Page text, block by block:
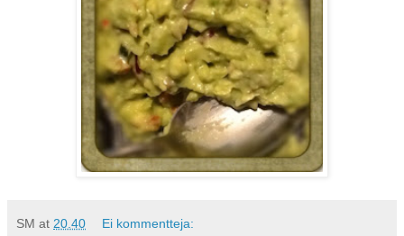
SM at 20.40 Ei kommentteja: